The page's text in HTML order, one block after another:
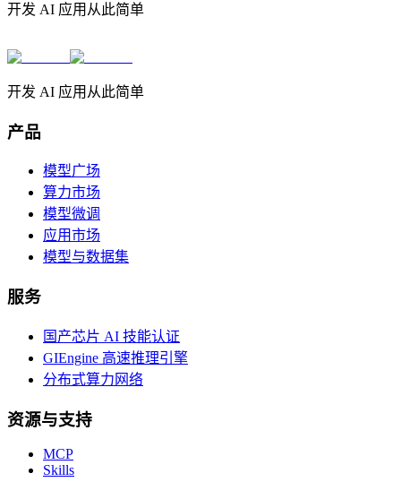
开发 AI 应用从此简单
开发 AI 应用从此简单
产品
模型广场
算力市场
模型微调
应用市场
模型与数据集
服务
国产芯片 AI 技能认证
GIEngine 高速推理引擎
分布式算力网络
资源与支持
MCP
Skills